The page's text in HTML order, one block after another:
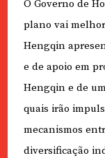
O Governo de
plano vai
Hengqin
e de apoio em
Hengqin e de
quais irão
mecanismos
diversificação